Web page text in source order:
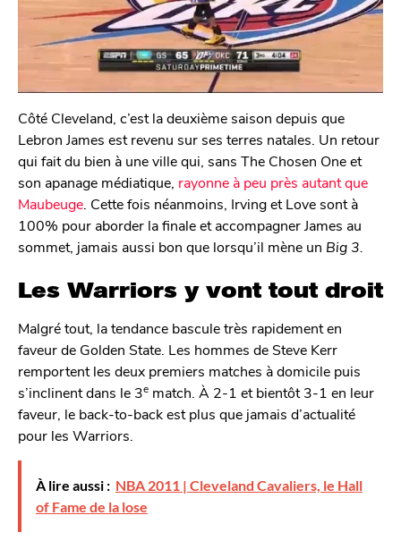
Côté Cleveland, c’est la deuxième saison depuis que
Lebron James est revenu sur ses terres natales. Un retour
qui fait du bien à une ville qui, sans The Chosen One et
son apanage médiatique, rayonne à peu près autant que
Maubeuge. Cette fois néanmoins, Irving et Love sont à
100% pour aborder la finale et accompagner James au
sommet, jamais aussi bon que lorsqu’il mène un Big 3.
Les Warriors y vont tout droit
Malgré tout, la tendance bascule très rapidement en
faveur de Golden State. Les hommes de Steve Kerr
remportent les deux premiers matches à domicile puis
s’inclinent dans le 3e match. À 2-1 et bientôt 3-1 en leur
faveur, le back-to-back est plus que jamais d’actualité
pour les Warriors.
À lire aussi : NBA 2011 | Cleveland Cavaliers, le Hall
of Fame de la lose